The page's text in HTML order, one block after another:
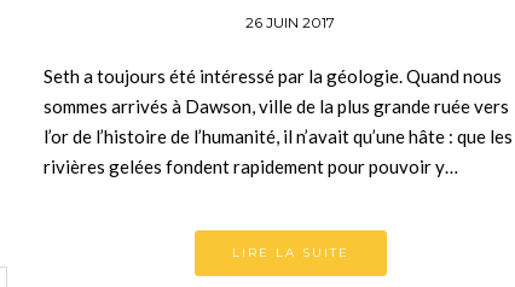
26 JUIN 2017
Seth a toujours été intéressé par la géologie. Quand nous
sommes arrivés à Dawson, ville de la plus grande ruée vers
l’or de l’histoire de l’humanité, il n’avait qu’une hâte : que les
rivières gelées fondent rapidement pour pouvoir y…
LIRE LA SUITE